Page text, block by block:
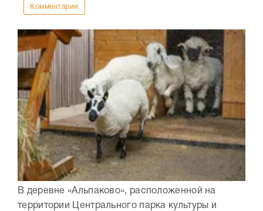
Комментарии
В деревне «Альпаково», расположенной на
территории Центрального парка культуры и